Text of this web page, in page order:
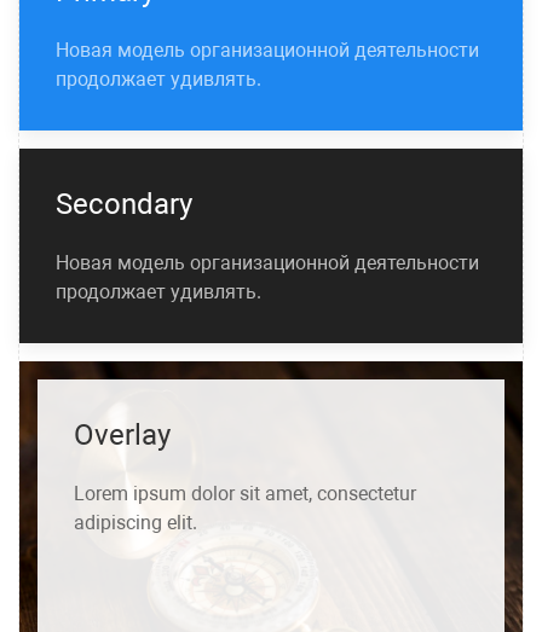
Новая модель организационной деятельности
продолжает удивлять.
Secondary
Новая модель организационной деятельности
продолжает удивлять.
Overlay
Lorem ipsum dolorsit amet, consectetur
adipiscing elit.